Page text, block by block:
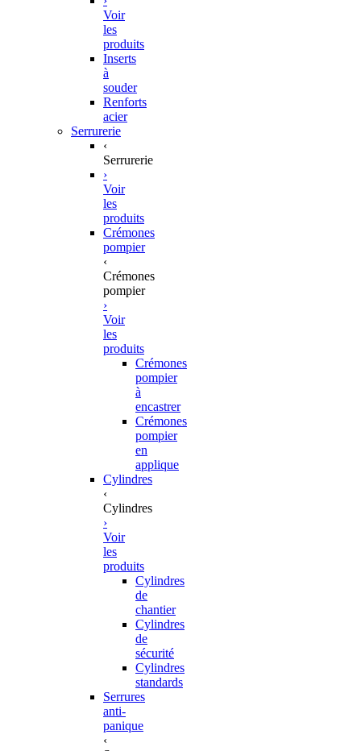
Voir
les
produits
Inserts
à
souder
Renforts
acier
Serrurerie
‹
Serrurerie
›
Voir
les
produits
Crémones
pompier
‹
Crémones
pompier
›
Voir
les
produits
Crémones
pompier
à
encastrer
Crémones
pompier
en
applique
Cylindres
‹
Cylindres
›
Voir
les
produits
Cylindres
de
chantier
Cylindres
de
sécurité
Cylindres
standards
Serrures
anti-
panique
‹